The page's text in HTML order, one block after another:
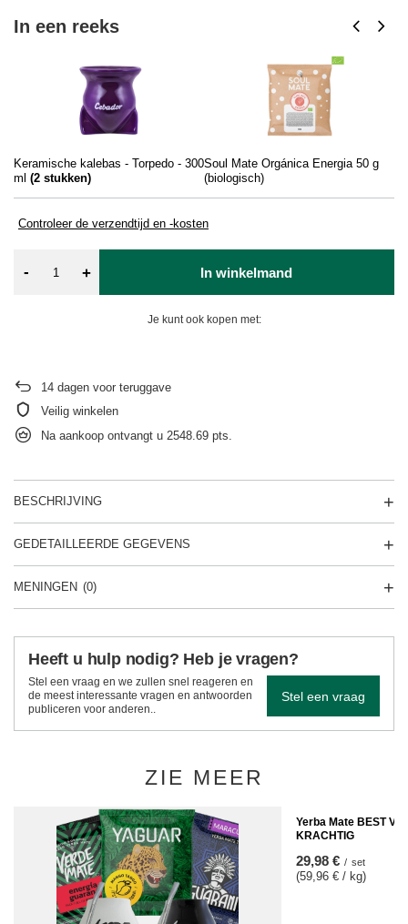
In een reeks
Keramische kalebas - Torpedo - 300
ml (2 stukken)
Soul Mate Orgánica Energia 50 g
(biologisch)
Controleer de verzendtijd en -kosten
- + In winkelmand
Je kunt ook kopen met:
14 dagen voor teruggave
Veilig winkelen
Na aankoop ontvangt u 2548.69 pts.
BESCHRIJVING
GEDETAILLEERDE GEGEVENS
MENINGEN (0)
Heeft u hulp nodig? Heb je vragen?
Stel een vraag en we zullen snel reageren en
de meest interessante vragen en antwoorden
publiceren voor anderen..
Stel een vraag
ZIE MEER
Yerba Mate BEST
KRACHTIG
29,98 € / set
(59,96 € / kg)